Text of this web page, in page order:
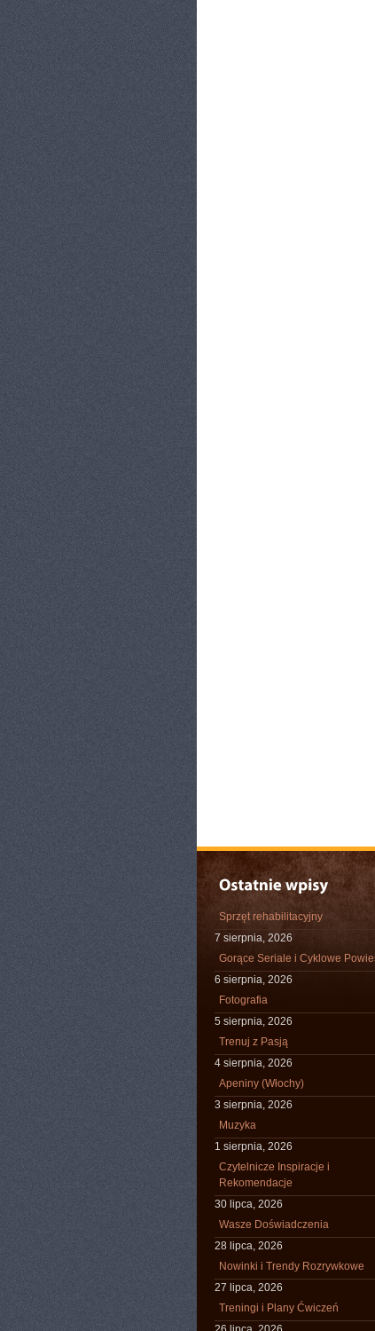
Sprzęt rehabilitacyjny
7 sierpnia, 2026
Gorące Seriale i Cyklowe
6 sierpnia, 2026
Fotografia
5 sierpnia, 2026
Trenuj z Pasją
4 sierpnia, 2026
Apeniny (Włochy)
3 sierpnia, 2026
Muzyka
1 sierpnia, 2026
Czytelnicze Inspiracje i
Rekomendacje
30 lipca, 2026
Wasze Doświadczenia
28 lipca, 2026
Nowinki i Trendy Rozrywkowe
27 lipca, 2026
Treningi i Plany Ćwiczeń